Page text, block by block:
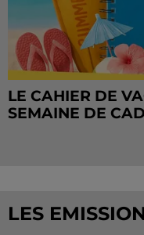
LE CAHIER DE
SEMAINE DE
LES